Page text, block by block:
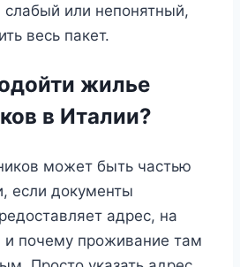
слабый или непонятный,
весь пакет.
жилье
в Италии?
может быть частью
если документы
адрес, на
и почему проживание там